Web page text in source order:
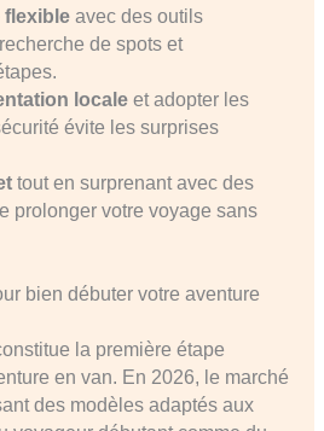
flexibleavec des outils
de spots et
localeet adopter les
évite les surprises
tout en surprenant avec des
prolonger votre voyage sans
bien débuter votre aventure
la première étape
en van. En 2026, le marché
des modèles adaptés aux